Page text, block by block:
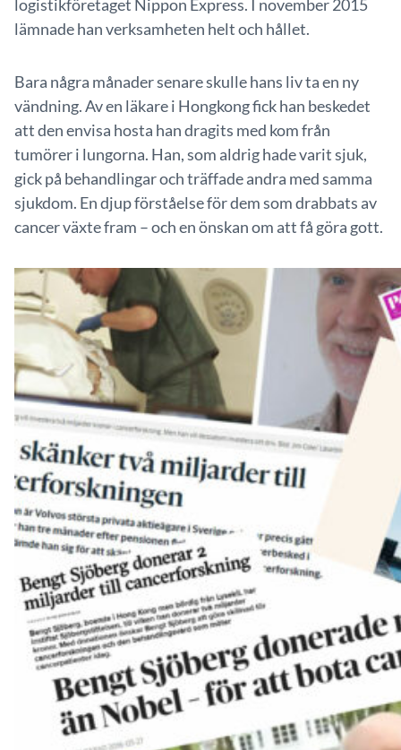
logistikföretaget Nippon Express. I november 2015
lämnade han verksamheten helt och hållet.
Bara några månader senare skulle hans liv ta en ny
vändning. Av en läkare i Hongkong fick han beskedet
att den envisa hosta han dragits med kom från
tumörer i lungorna. Han, som aldrig hade varit sjuk,
gick på behandlingar och träffade andra med samma
sjukdom. En djup förståelse för dem som drabbats av
cancer växte fram – och en önskan om att få göra gott.